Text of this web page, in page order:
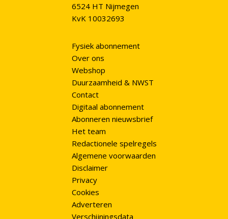
6524 HT Nijmegen
KvK 10032693
Fysiek abonnement
Over ons
Webshop
Duurzaamheid & NWST
Contact
Digitaal abonnement
Abonneren nieuwsbrief
Het team
Redactionele spelregels
Algemene voorwaarden
Disclaimer
Privacy
Cookies
Adverteren
Verschijningsdata